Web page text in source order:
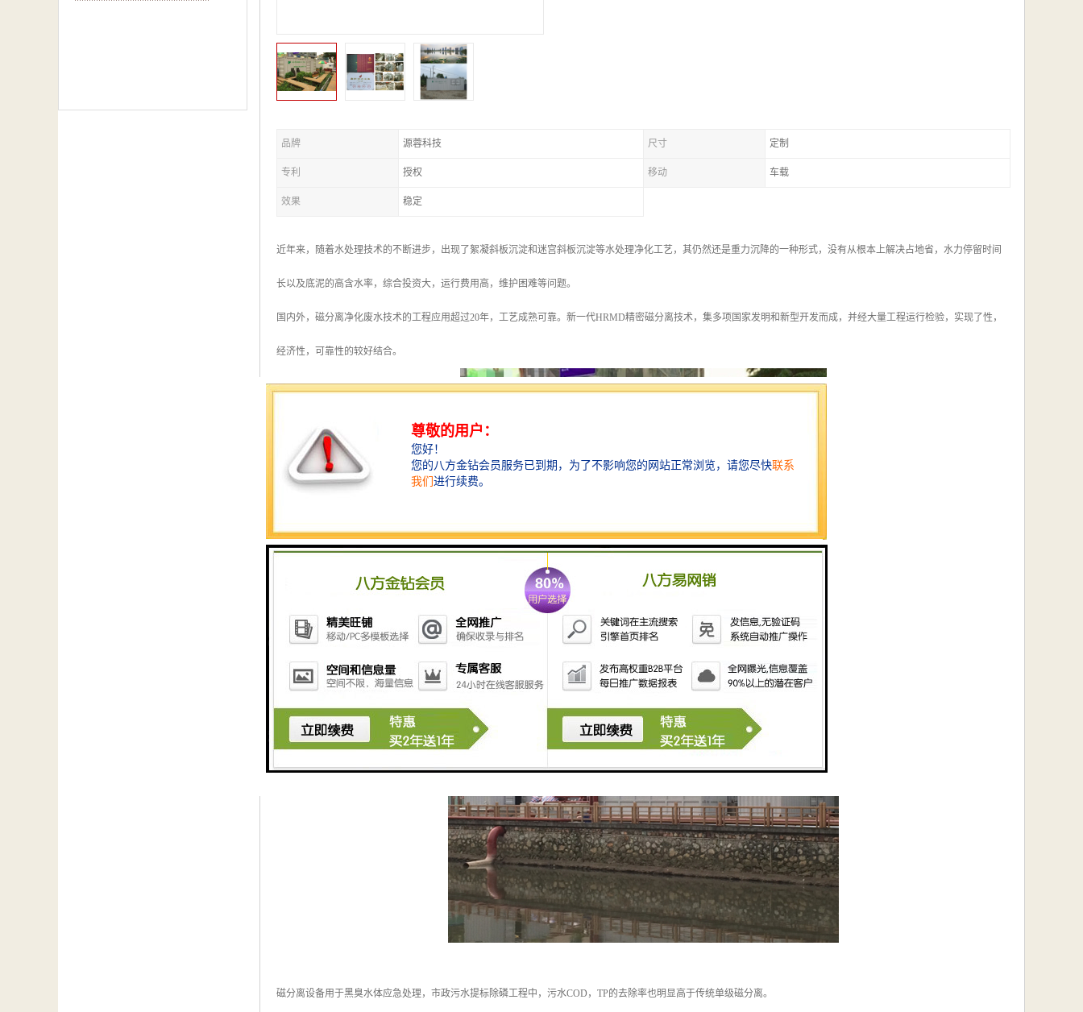
品牌 源蓉科技 尺寸 定制
专利 授权 移动 车载
效果 稳定
近年来，随着水处理技术的不断进步，出现了絮凝斜板沉淀和迷宫斜板沉淀等水处理净化工艺，其仍然还是重力沉降的一种形式，没有从根本上解决占地省，水力停留时间
长以及底泥的高含水率，综合投资大，运行费用高，维护困难等问题。
国内外，磁分离净化废水技术的工程应用超过20年，工艺成熟可靠。新一代HRMD精密磁分离技术，集多项国家发明和新型开发而成，并经大量工程运行检验，实现了性，
经济性，可靠性的较好结合。
绿水青山就是金山银山，为了保护环境，必须采取措施保护水资源。水资源充分利用与否是衡量绿色发展的重要指标之一。
磁分离设备用于黑臭水体应急处理，市政污水提标除磷工程中，污水COD，TP的去除率也明显高于传统单级磁分离。